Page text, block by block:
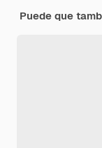
Puede que